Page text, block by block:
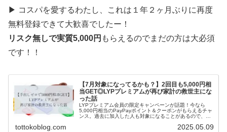
▶ コスパを愛するわたし、これは１年２ヶ月ぶりに再度
無料登録できて大歓喜でしたー！
リスク無しで実質5,000円 もらえるのでまだの方は大必須
です！！
【7月対象になってるかも？】2回目も5,000円相
当GET◎LYPプレミアムが再び家計の救世主にな
った話
LYPプレミアム会員の限定キャンペーンが話題！今なら
5,000円相当のPayPayポイント＆クーポンがもらえるチャ
ンス。過去に加入した人も対象になることがあるので、ま
tottokoblog.com 2025.05.09